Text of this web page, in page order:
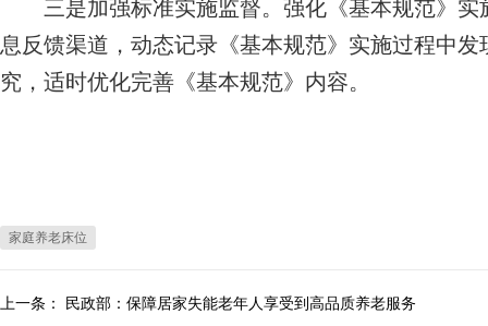
三是加强标准实施监督。强化《基本规范》实
息反馈渠道，动态记录《基本规范》实施过程中
究，适时优化完善《基本规范》内容。
家庭养老床位
上一条：
民政部：保障居家失能老年人享受到高品质养老服务